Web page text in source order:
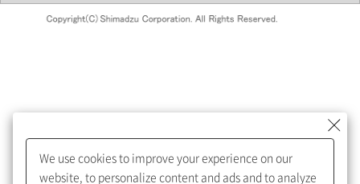
めします。
My SHIMADZU for Analyticalへ登録いただくと、技術情報や
We use cookies to improve your experience on our
website, to personalize content and ads and to analyze